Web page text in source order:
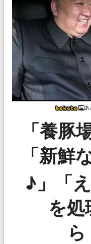
あ
「養豚
「新鮮
♪」「
を
ら